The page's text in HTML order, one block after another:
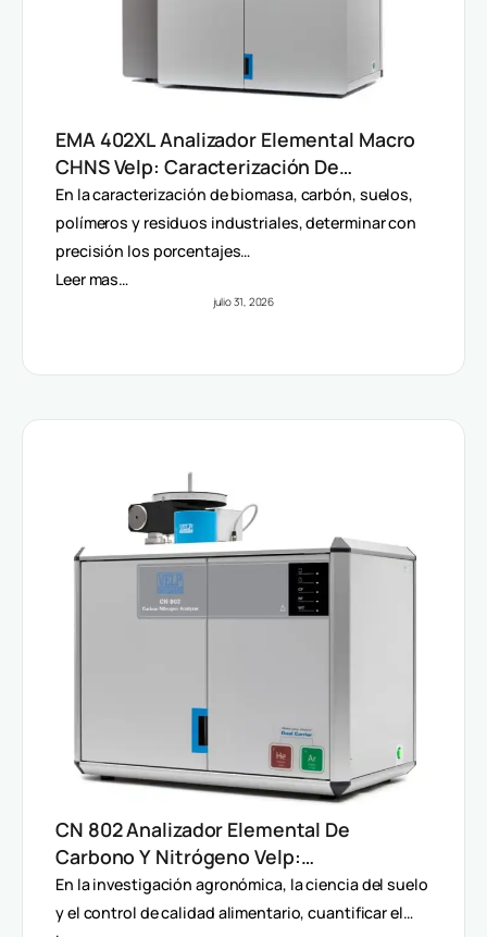
EMA 402XL Analizador Elemental Macro
CHNS Velp: Caracterización De
Muestras Heterogéneas Y Grandes
Volúmenes
En la caracterización de biomasa, carbón, suelos,
polímeros y residuos industriales, determinar con
precisión los porcentajes…
Leer mas…
julio 31, 2026
CN 802 Analizador Elemental De
Carbono Y Nitrógeno Velp:
Determinación Rápida Por Método
Dumas (TC, TOC, TIC Y TN)
En la investigación agronómica, la ciencia del suelo
y el control de calidad alimentario, cuantificar el…